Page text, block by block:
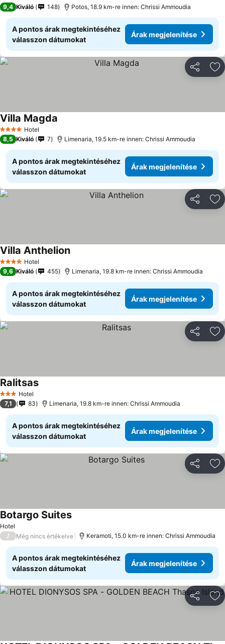
9,4 Kiváló 148 Potos, 18.9 km-re innen: Chrissi Ammoudia
A pontos árak megtekintéséhez
válasszon dátumokat
Árak megjelenítése
4 KategóriaHotel
Villa Magda
8,5 Kiváló 7 Limenaria, 19.5 km-re innen: Chrissi Ammoudia
A pontos árak megtekintéséhez
válasszon dátumokat
Árak megjelenítése
4 KategóriaHotel
Villa Anthelion
9,6 Kiváló 455 Limenaria, 19.8 km-re innen: Chrissi Ammoudia
A pontos árak megtekintéséhez
válasszon dátumokat
Árak megjelenítése
3 Kategória
Hotel
Ralitsas
7,1 83 Limenaria, 19.8 km-re innen: Chrissi Ammoudia
A pontos árak megtekintéséhez
válasszon dátumokat
Árak megjelenítése
Hotel
Botargo Suites
/ Még nincs értékelve Keramoti, 15.0 km-re innen: Chrissi Ammoudia
A pontos árak megtekintéséhez
válasszon dátumokat
Árak megjelenítése